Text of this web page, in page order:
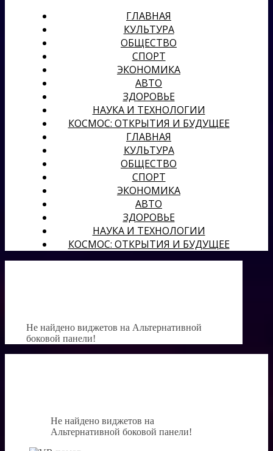
ГЛАВНАЯ
КУЛЬТУРА
ОБЩЕСТВО
СПОРТ
ЭКОНОМИКА
АВТО
ЗДОРОВЬЕ
НАУКА И ТЕХНОЛОГИИ
КОСМОС: ОТКРЫТИЯ И БУДУЩЕЕ
ГЛАВНАЯ
КУЛЬТУРА
ОБЩЕСТВО
СПОРТ
ЭКОНОМИКА
АВТО
ЗДОРОВЬЕ
НАУКА И ТЕХНОЛОГИИ
КОСМОС: ОТКРЫТИЯ И БУДУЩЕЕ
Не найдено виджетов на Альтернативной
боковой панели!
Не найдено виджетов на
Альтернативной боковой панели!